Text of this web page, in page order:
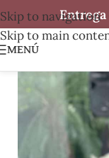
Skip to navigation
Skip to main
MENÚ